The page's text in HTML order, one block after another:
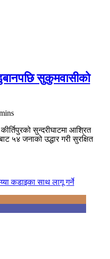
सुकुमवासीको
सुन्दरीघाटमा आश्रित
५४ जनाको उद्धार गरी सुरक्षित